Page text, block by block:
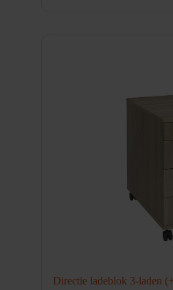
Directie ladeblok 3-laden